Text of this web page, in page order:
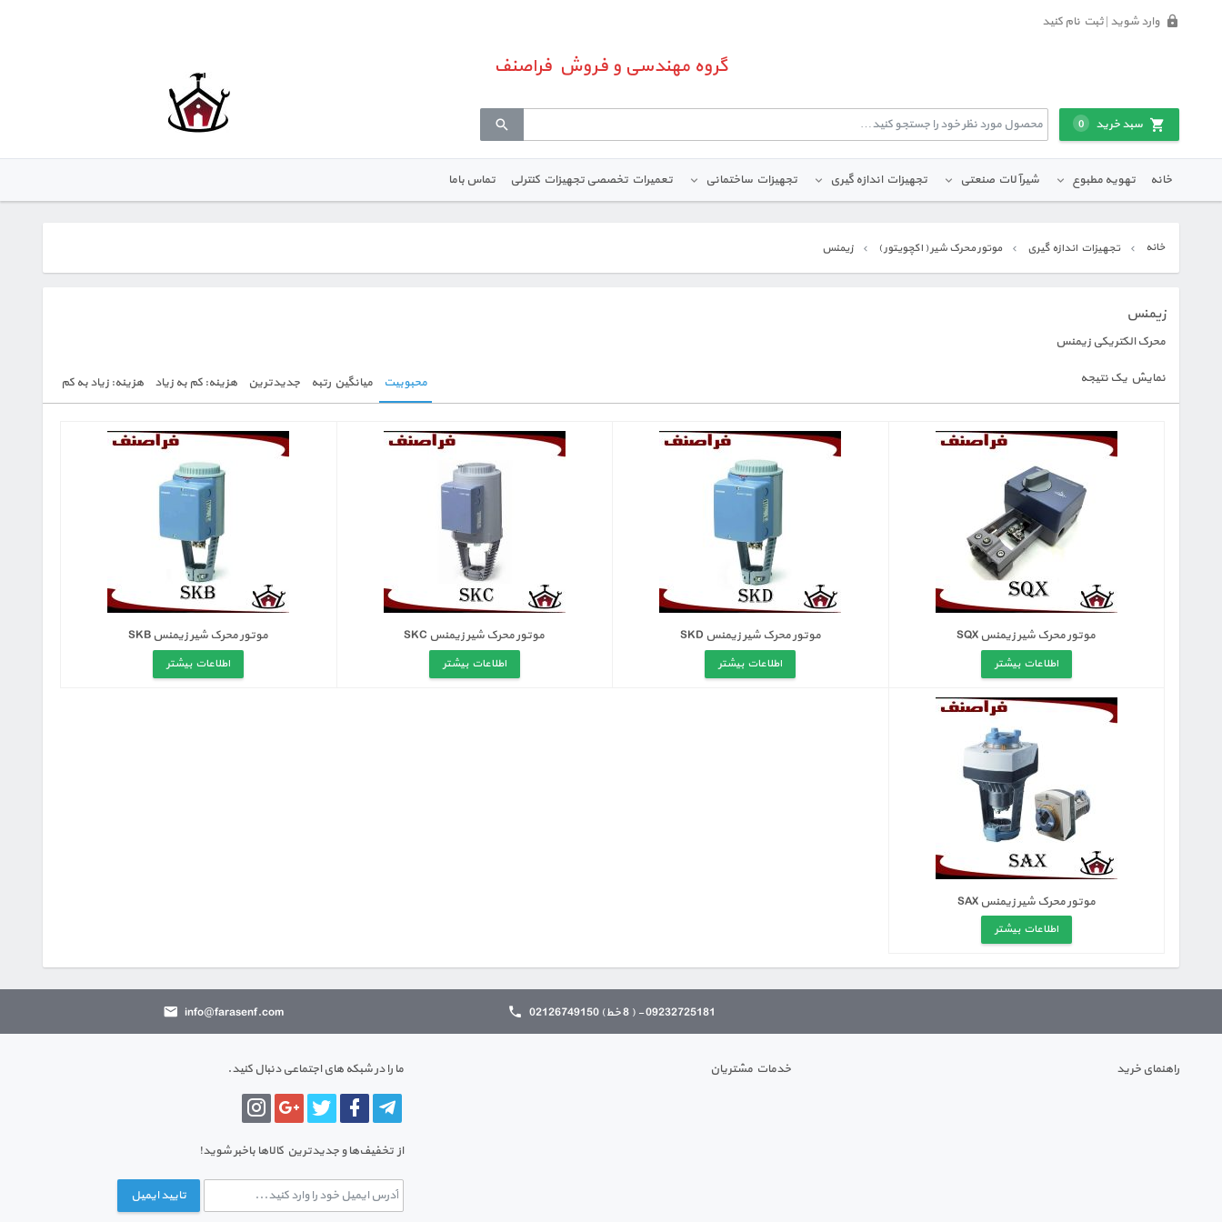
وارد شوید | ثبت نام کنید
گروه مهندسی و فروش فراصنف
سبد خرید 0
خانه تهویه مطبوع شیرآلات صنعتی تجهیزات اندازه گیری تجهیزات ساختمانی تعمیرات تخصصی تجهیزات کنترلی تماس باما
خانه تجهیزات اندازه گیری موتور محرک شیر ( اکچویتور ) زیمنس
زیمنس
محرک الکتریکی زیمنس
نمایش یک نتیجه
محبوبیت میانگین رتبه جدیدترین هزینه: کم به زیاد هزینه: زیاد به کم
موتور محرک شیر زیمنس SQX
اطلاعات بیشتر
موتور محرک شیر زیمنس SKD
اطلاعات بیشتر
موتور محرک شیر زیمنس SKC
اطلاعات بیشتر
موتور محرک شیر زیمنس SKB
اطلاعات بیشتر
موتور محرک شیر زیمنس SAX
اطلاعات بیشتر
09232725181 - ( 8 خط) 02126749150 info@farasenf.com
راهنمای خرید خدمات مشتریان ما را در شبکه های اجتماعی دنبال کنید.
از تخفیف‌ها و جدیدترین‌ کالاها باخبر شوید!
تایید ایمیل